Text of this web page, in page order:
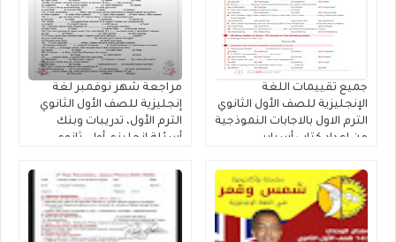
جميع تقييمات اللغة
الإنجليزية للصف الأول الثانوي
الترم الاول بالاجابات النموذجية
من إعداد كتاب أسباير
مراجعة شهر نوفمبر لغة
إنجليزية للصف الأول الثانوي
الترم الأول، تدريبات وبنك
أسئلة إنجليزي أولى ثانوي